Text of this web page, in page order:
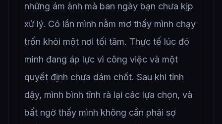
những ám ảnh mà ban ngày bạn chưa kịp
xử lý. Có lần mình nằm mơ thấy mình chạy
trốn khỏi một nơi tối tăm. Thực tế lúc đó
mình đang áp lực vì công việc và một
quyết định chưa dám chốt. Sau khi tỉnh
dậy, mình bình tĩnh rà lại các lựa chọn, và
bất ngờ thấy mình không cần phải sợ